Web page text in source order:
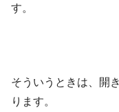
す。
そういうときは、開
ります。